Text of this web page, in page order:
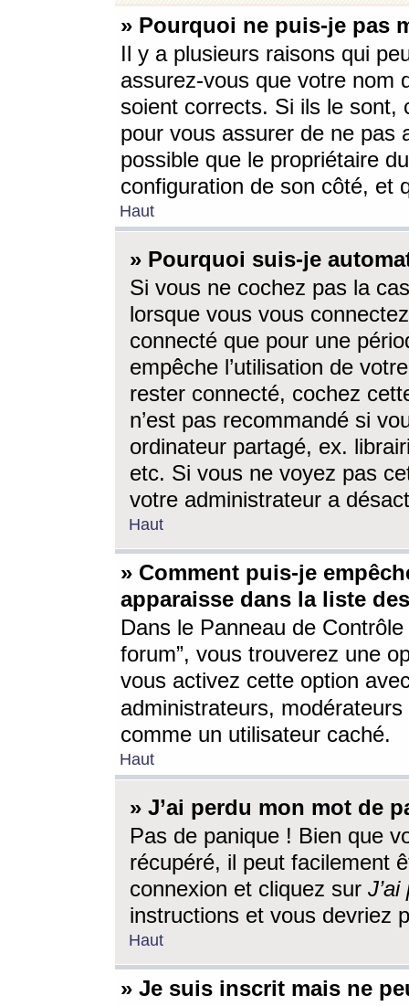
» Pourquoi ne puis-je pas
Il y a plusieurs raisons qui
assurez-vous que votre nom
soient corrects. Si ils le sont,
pour vous assurer de ne pas
possible que le propriétaire
configuration de son côté, et
Haut
» Pourquoi suis-je
Si vous ne cochez pas la
lorsque vous vous
connecté que pour une
empêche l’utilisation de
rester connecté, cochez
n’est pas recommandé si
ordinateur partagé, ex.
etc. Si vous ne voyez pas
votre administrateur a
Haut
» Comment puis-je
apparaisse dans la liste
Dans le Panneau de
forum”, vous trouverez une
vous activez cette option
administrateurs,
comme un utilisateur caché.
Haut
» J’ai perdu mon mot de
Pas de panique ! Bien que
récupéré, il peut facilement
connexion et cliquez sur
instructions et vous devriez
Haut
» Je suis inscrit mais ne